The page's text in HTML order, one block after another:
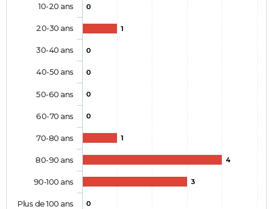
0
1
0
0
0
0
1
4
3
0
10-20 ans
20-30 ans
30-40 ans
40-50 ans
50-60 ans
60-70 ans
70-80 ans
80-90 ans
90-100 ans
Plus de 100 ans